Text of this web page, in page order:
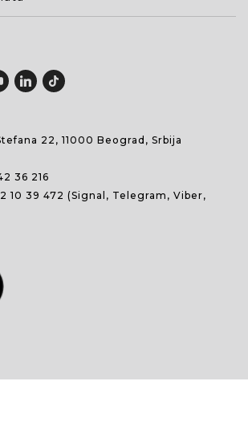
22, 11000 Beograd, Srbija
36 216
10 39 472 (Signal, Telegram, Viber,